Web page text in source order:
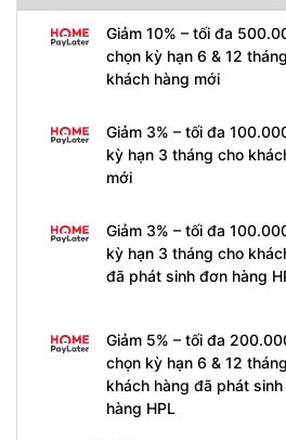
Giảm 10% – tối đa
chọn kỳ hạn 6 & 12
khách hàng mới
Giảm 3% – tối đa
kỳ hạn 3 tháng cho
mới
Giảm 3% – tối đa
kỳ hạn 3 tháng cho
đã phát sinh đơn hàng
Giảm 5% – tối đa
chọn kỳ hạn 6 & 12
khách hàng đã phát
hàng HPL